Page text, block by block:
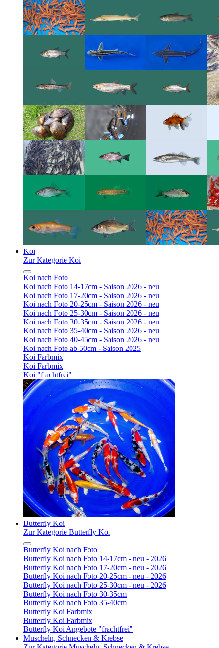
Koi
Zur Kategorie Koi
Koi nach Foto
Koi nach Foto 14-17cm - Saison 2026 - neu
Koi nach Foto 17-20cm - Saison 2026 - neu
Koi nach Foto 20-25cm - Saison 2026 - neu
Koi nach Foto 25-30cm - Saison 2026 - neu
Koi nach Foto 30-35cm - Saison 2026 - neu
Koi nach Foto 35-40cm - Saison 2026 - neu
Koi nach Foto 40-45cm - Saison 2026 - neu
Koi nach Foto ab 50cm - Saison 2025
Koi Farbmix
Koi Farbmix
Koi "frachtfrei"
Butterfly Koi
Zur Kategorie Butterfly Koi
Butterfly Koi nach Foto
Butterfly Koi nach Foto 14-17cm - neu - 2026
Butterfly Koi nach Foto 17-20cm - neu - 2026
Butterfly Koi nach Foto 20-25cm - neu - 2026
Butterfly Koi nach Foto 25-30cm - neu - 2026
Butterfly Koi nach Foto 30-35cm
Butterfly Koi nach Foto 35-40cm
Butterfly Koi Farbmix
Butterfly Koi Farbmix
Butterfly Koi Angebote "frachtfrei"
Muscheln, Schnecken & Krebse